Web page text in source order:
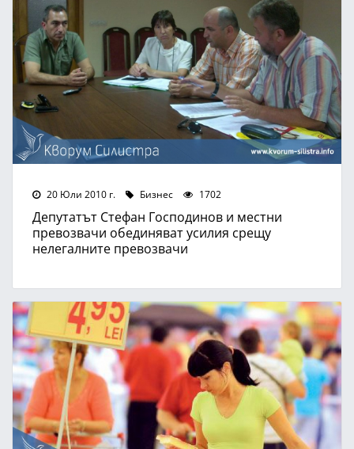
20 Юли 2010 г. Бизнес 1702
Депутатът Стефан Господинов и местни
превозвачи обединяват усилия срещу
нелегалните превозвачи